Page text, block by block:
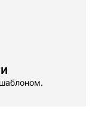
шаблоном.